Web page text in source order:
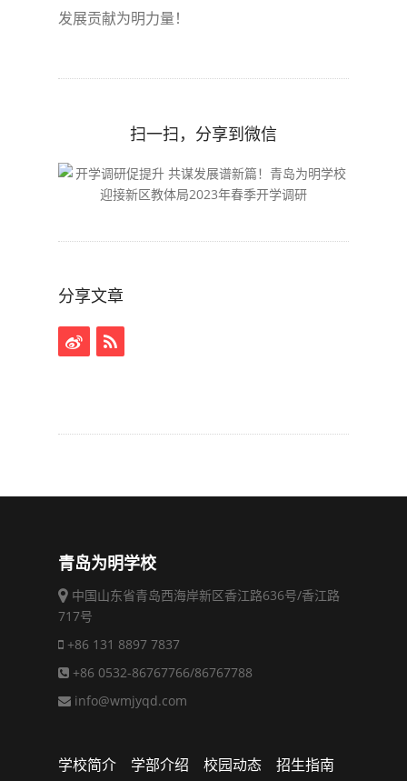
发展贡献为明力量！
扫一扫，分享到微信
分享文章
青岛为明学校
中国山东省青岛西海岸新区香江路636号/香江路
717号
+86 131 8897 7837
+86 0532-86767766/86767788
info@wmjyqd.com
学校简介 学部介绍 校园动态 招生指南